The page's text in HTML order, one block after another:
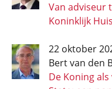
Van adviseur
Koninklijk
22 oktober
Bert van den
De Koning